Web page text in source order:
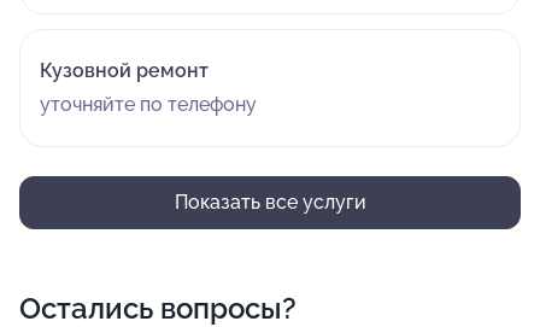
Кузовной ремонт
уточняйте по телефону
Показать все услуги
Остались вопросы?